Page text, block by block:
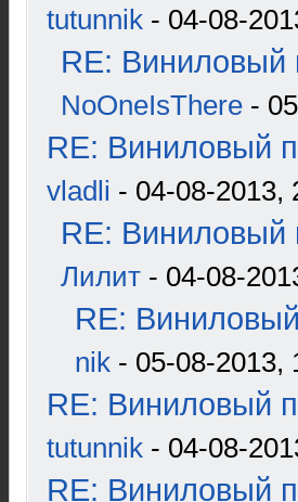
tutunnik - 04-08-
RE: Виниловый
NoOneIsThere -
RE: Виниловый
vladli - 04-08-2013,
RE: Виниловый
Лилит - 04-08-
RE:
nik - 05-08-2013,
RE: Виниловый
tutunnik - 04-08-
RE: Виниловый